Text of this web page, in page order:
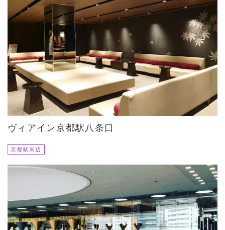
ヴィアイン京都駅八条口
京都駅周辺